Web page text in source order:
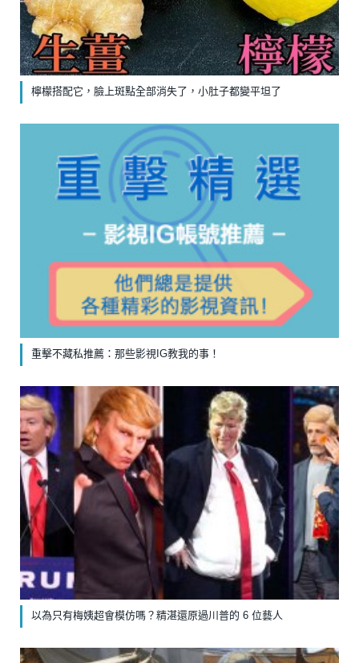
檸檬搭配它，臉上斑點全部消失了，小肚子都變平坦了
重擊不藏私推薦：那些影視IG教我的事！
以為只有梅姨超會模仿嗎？精湛還原過川普的 6 位藝人